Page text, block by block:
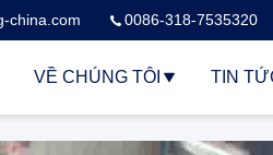
china.com 0086-318-7535320
VỀ CHÚNG TÔI TIN